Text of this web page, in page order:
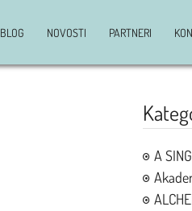
BLOG NOVOSTI PARTNERI
A